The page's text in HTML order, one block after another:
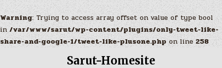
Warning: Trying to access array offset on value of type bool
in/var/www/sarut/wp-content/plugins/only-tweet-like-
share-and-google-1/tweet-like-plusone.phpon line258
Sarut-Homesite